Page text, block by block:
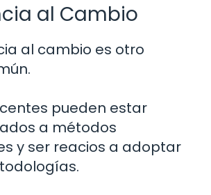
al Cambio
al cambio es otro
pueden estar
a métodos
y ser reacios a adoptar